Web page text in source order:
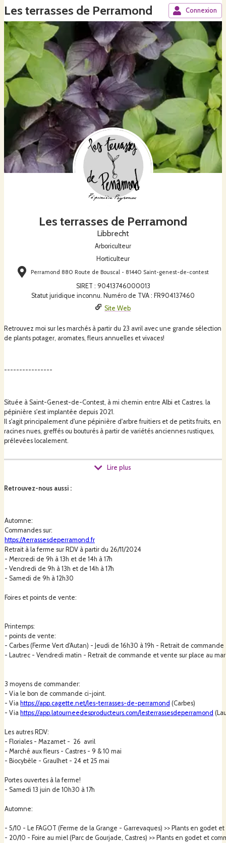
Les terrasses de Perramond Connexion
Les terrasses de Perramond
Libbrecht
Arboriculteur
Horticulteur
Perramond 880 Route de Bouscal - 81440 Saint-genest-de-contest
SIRET : 90413746000013
Statut juridique inconnu. Numéro de TVA : FR904137460
Site Web
Retrouvez moi sur les marchés à partir du 23 avril avec une grande sélection
de plants potager, aromates, fleurs annuelles et vivaces!
----------------
Située à Saint-Genest-de-Contest, à mi chemin entre Albi et Castres. la
pépinière s'est implantée depuis 2021.
Il s'agit principalement d'une pépinière d'arbre fruitiers et de petits fruits, en
racines nues, greffés ou bouturés à partir de variétés anciennes rustiques,
prélevées localement.
Une partie de la pépinière est aussi en godets, pour des petits fruits et
mellifères).
- Pourquoi « pépinière paysanne » ?
Du WWOOFing dans des fermes en permaculture, aux emplois saisonniers
pour des exploitants agricoles en grandes cultures, les 10 années qui ont
précédé mon installation m'ont permis de prendre conscience de ce que
représente le travail de la terre à toutes ses échelles et d'essayer de
comprendre les choix de chaque agriculteur, paysan, fermier, particulier que
Mon itinéraire de production ressemble à ce que je veux mettre sous la
bannière de "pépinière paysanne" : Une pépinière à échelle humaine, à la
hauteur de mes capacités physiques, peu mécanisée, qui essaie de
travailler en symbiose avec la nature environnante et tentant d'aggrader
Cela implique aussi, pour moi, de s'intégrer sur un territoire riche et de
participer à la souveraineté alimentaire d'un territoire local, en travaillant en
vente directe, et en lien avec les paysans du Tarn.
La pépinière est certifiée bio par qualisud (BIO-FR-16) afin de répondre à
un cahier des charges correspondant à ces choix. Je suis aussi sous mention
« Nature et Progrès » pour aller encore plus loin vers ces valeurs.
de plusieurs pépiniéristes que sont : la Pépinière Auguste en Ariège,
Salvagnac ,et surtout de Pépins d'Hier à Saint Amans Soult.
Lire plus
Retrouvez-nous aussi :
Automne:
Commandes sur:
https://terrassesdeperramond.fr
Retrait à la ferme sur RDV à partir du 26/11/2024
- Mercredi de 9h à 13h et de 14h à 17h
- Vendredi de 9h à 13h et de 14h à 17h
- Samedi de 9h à 12h30
Foires et points de vente:
Printemps:
- points de vente:
- Carbes (Ferme Vert d'Autan) - Jeudi de 16h30 à 19h - Retrait de
- Lautrec - Vendredi matin - Retrait de commande et vente sur place au
3 moyens de commander:
- Via le bon de commande ci-joint.
- Via https://app.cagette.net/les-terrasses-de-perramond (Carbes)
- Via https://app.latourneedesproducteurs.com/lesterrassesdeperramond
Les autres RDV:
- Floriales - Mazamet - 26 avril
- Marché aux fleurs - Castres - 9 & 10 mai
- Biocybèle - Graulhet - 24 et 25 mai
Portes ouvertes à la ferme!
- Samedi 13 juin de 10h30 à 17h
Automne:
- 5/10 - Le FAGOT (Ferme de la Grange - Garrevaques) >> Plants en godet
- 20/10 - Foire au miel (Parc de Gourjade, Castres) >> Plants en godet et